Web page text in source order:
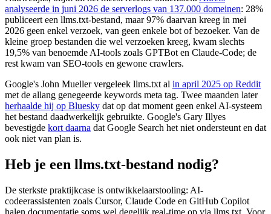
analyseerde in juni 2026 de serverlogs van 137.000 domeinen: 28%
publiceert een llms.txt-bestand, maar 97% daarvan kreeg in mei
2026 geen enkel verzoek, van geen enkele bot of bezoeker. Van de
kleine groep bestanden die wel verzoeken kreeg, kwam slechts
19,5% van benoemde AI-tools zoals GPTBot en Claude-Code; de
rest kwam van SEO-tools en gewone crawlers.
Google's John Mueller vergeleek llms.txt al in april 2025 op Reddit
met de allang genegeerde keywords meta tag. Twee maanden later
herhaalde hij op Bluesky dat op dat moment geen enkel AI-systeem
het bestand daadwerkelijk gebruikte. Google's Gary Illyes
bevestigde kort daarna dat Google Search het niet ondersteunt en dat
ook niet van plan is.
Heb je een llms.txt-bestand nodig?
De sterkste praktijkcase is ontwikkelaarstooling: AI-
codeerassistenten zoals Cursor, Claude Code en GitHub Copilot
halen documentatie soms wel degelijk real-time op via llms.txt. Voor